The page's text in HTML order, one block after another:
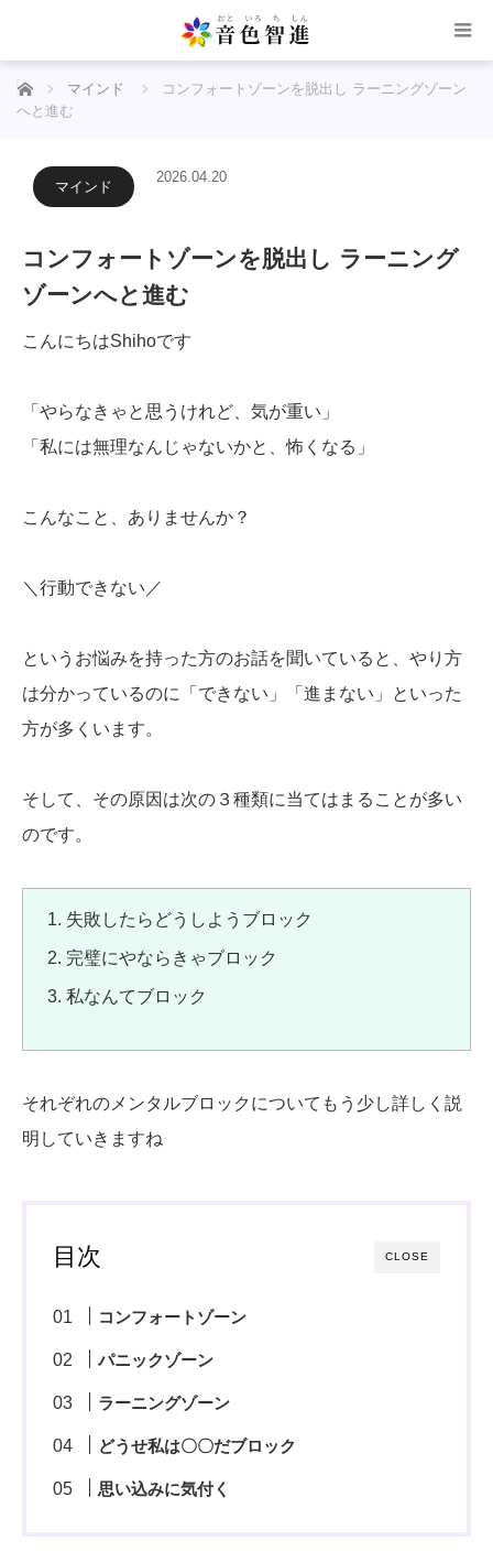
ホーム マインド
コンフォートゾーンを脱出し ラーニングゾーン
へと進む
マインド
2026.04.20
コンフォートゾーンを脱出し ラーニング
ゾーンへと進む
こんにちはShihoです
「やらなきゃと思うけれど、気が重い」
「私には無理なんじゃないかと、怖くなる」
こんなこと、ありませんか？
＼行動できない／
というお悩みを持った方のお話を聞いていると、やり方
は分かっているのに「できない」「進まない」といった
方が多くいます。
そして、その原因は次の３種類に当てはまることが多い
のです。
失敗したらどうしようブロック
完璧にやならきゃブロック
私なんてブロック
それぞれのメンタルブロックについてもう少し詳しく説
明していきますね
CLOSE
目次
コンフォートゾーン
パニックゾーン
ラーニングゾーン
どうせ私は〇〇だブロック
思い込みに気付く